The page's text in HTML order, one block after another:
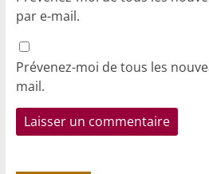
par e-mail.
Prévenez-moi de tous les
mail.